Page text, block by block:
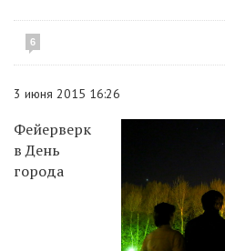
6
3 июня 2015 16:26
Фейерверк
в День
города